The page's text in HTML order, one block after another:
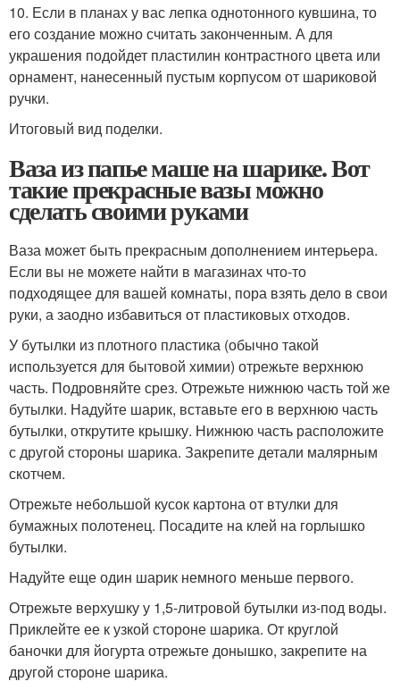
10. Если в планах у вас лепка однотонного кувшина, то
его создание можно считать законченным. А для
украшения подойдет пластилин контрастного цвета или
орнамент, нанесенный пустым корпусом от шариковой
ручки.
Итоговый вид поделки.
Ваза из папье маше на шарике. Вот
такие прекрасные вазы можно
сделать своими руками
Ваза может быть прекрасным дополнением интерьера.
Если вы не можете найти в магазинах что-то
подходящее для вашей комнаты, пора взять дело в свои
руки, а заодно избавиться от пластиковых отходов.
У бутылки из плотного пластика (обычно такой
используется для бытовой химии) отрежьте верхнюю
часть. Подровняйте срез. Отрежьте нижнюю часть той же
бутылки. Надуйте шарик, вставьте его в верхнюю часть
бутылки, открутите крышку. Нижнюю часть расположите
с другой стороны шарика. Закрепите детали малярным
скотчем.
Отрежьте небольшой кусок картона от втулки для
бумажных полотенец. Посадите на клей на горлышко
бутылки.
Надуйте еще один шарик немного меньше первого.
Отрежьте верхушку у 1,5-литровой бутылки из-под воды.
Приклейте ее к узкой стороне шарика. От круглой
баночки для йогурта отрежьте донышко, закрепите на
другой стороне шарика.